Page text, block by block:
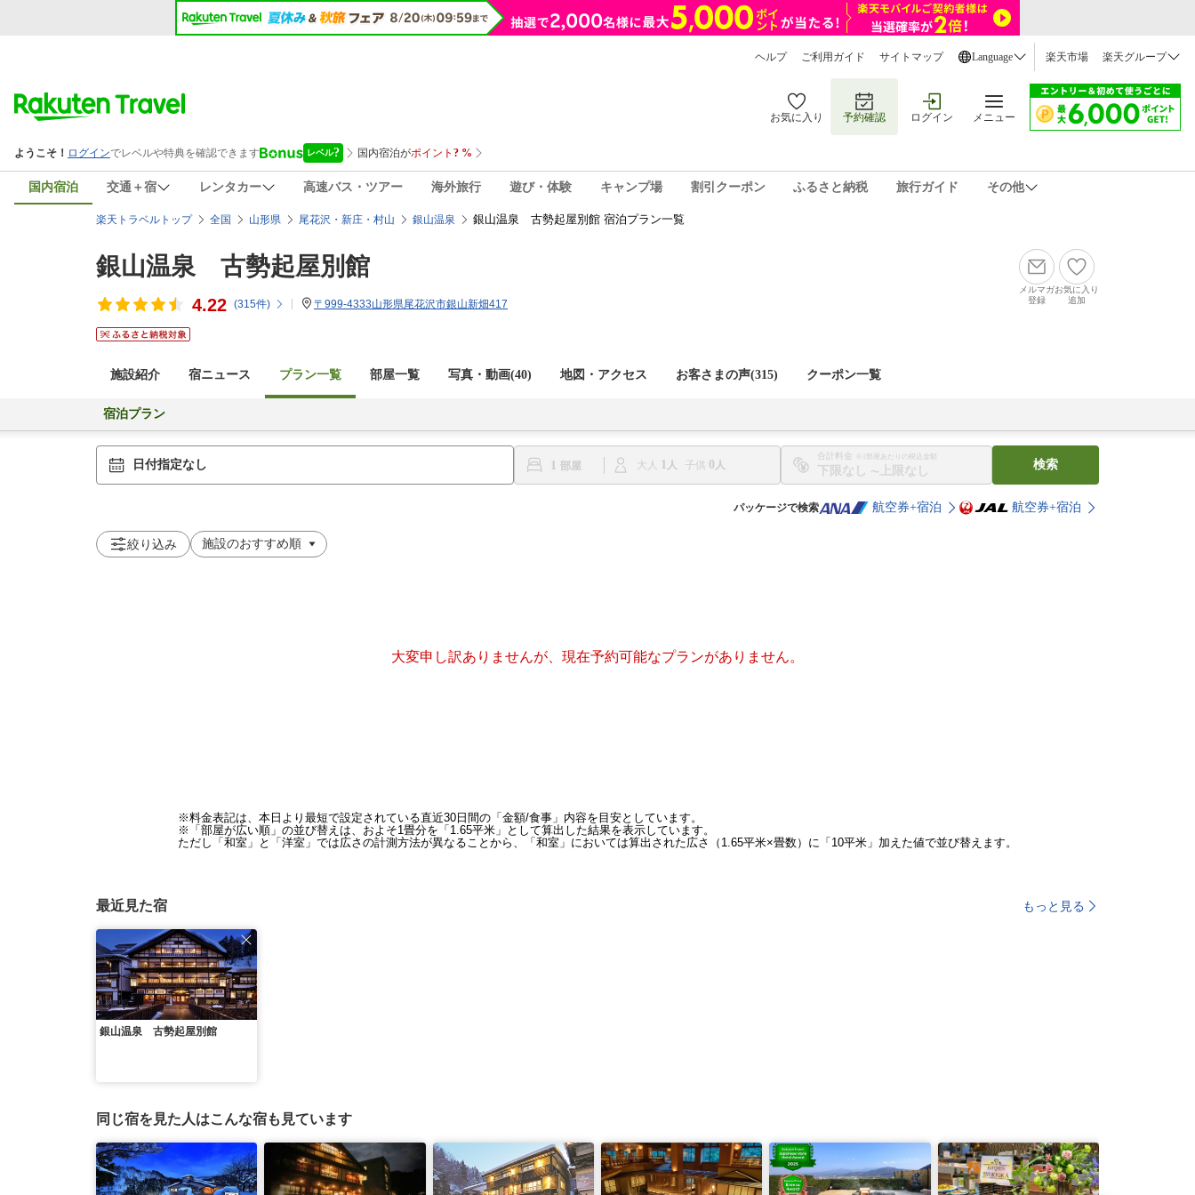
ヘルプ ご利用ガイド サイトマップ Language 楽天市場 楽天グループ
お気に入り 予約確認 ログイン メニュー
国内宿泊 交通＋宿 レンタカー 高速バス・ツアー 海外旅行 遊び・体験 キャンプ場 割引クーポン ふるさと納税 旅行ガイド その他
楽天トラベルトップ 全国 山形県 尾花沢・新庄・村山 銀山温泉 銀山温泉 古勢起屋別館 宿泊プラン一覧
銀山温泉 古勢起屋別館
4.22 (315件) 〒999-4333山形県尾花沢市銀山新畑417
メルマガ
登録
お気に入り
追加
施設紹介 宿ニュース プラン一覧 部屋一覧 写真・動画(40) 地図・アクセス お客さまの声(315) クーポン一覧
宿泊プラン
日付指定なし 1 大人 1 子供 0
合計料金 ※1部屋あたりの税込金額
〜
検索
パッケージで検索 航空券+宿泊 航空券+宿泊
絞り込み
大変申し訳ありませんが、現在予約可能なプランがありません。
※料金表記は、本日より最短で設定されている直近30日間の「金額/食事」内容を目安としています。
※「部屋が広い順」の並び替えは、およそ1畳分を「1.65平米」として算出した結果を表示しています。
ただし「和室」と「洋室」では広さの計測方法が異なることから、「和室」においては算出された広さ（1.65平米×畳数）に「10平米」加えた値で並び替えます。
最近見た宿 もっと見る
銀山温泉 古勢起屋別館
同じ宿を見た人はこんな宿も見ています